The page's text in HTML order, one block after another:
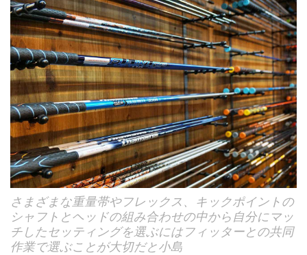
さまざまな重量帯やフレックス、キックポイントの
シャフトとヘッドの組み合わせの中から自分にマッ
チしたセッティングを選ぶにはフィッターとの共同
作業で選ぶことが大切だと小島